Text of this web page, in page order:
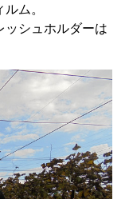
ム。
ッシュホルダーは